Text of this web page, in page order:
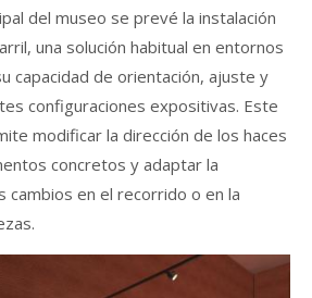
del museo se prevé la instalación
una solución habitual en entornos
capacidad de orientación, ajuste y
configuraciones expositivas. Este
modificar la dirección de los haces
concretos y adaptar la
cambios en el recorrido o en la